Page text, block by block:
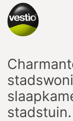
stadstuin.